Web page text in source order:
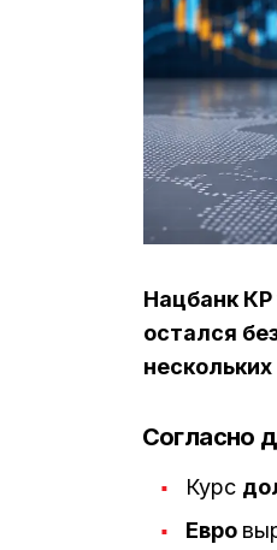
Нацбанк
остался
Согласно
Курс
Евро